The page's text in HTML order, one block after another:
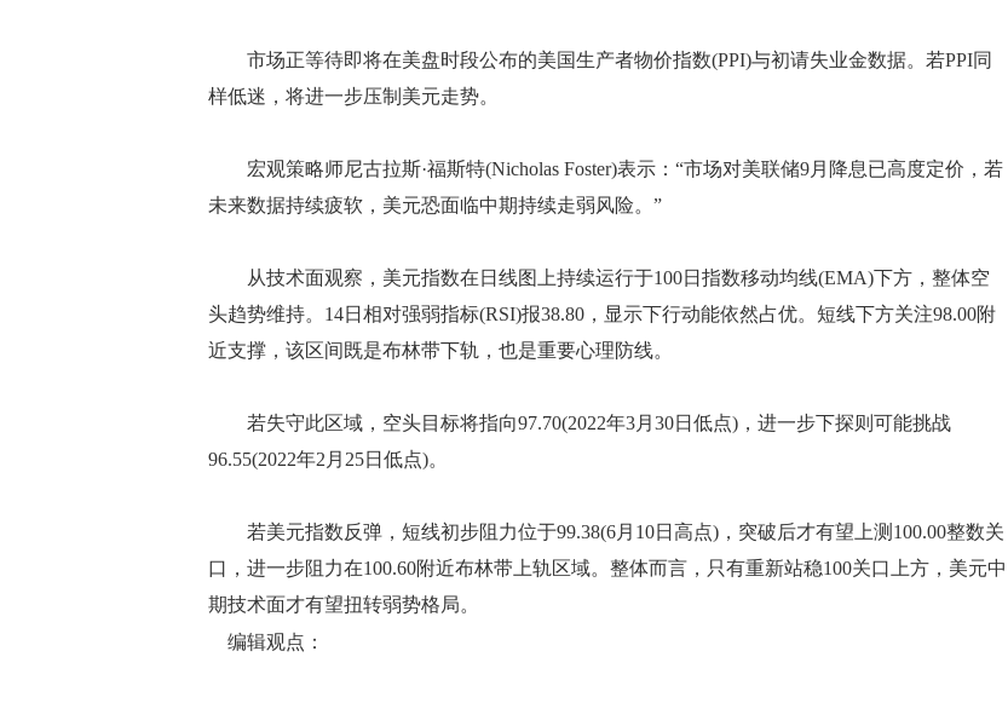
市场正等待即将在美盘时段公布的美国生产者物价指数(PPI)与初请失业金数据。若PPI同
样低迷，将进一步压制美元走势。
宏观策略师尼古拉斯·福斯特(Nicholas Foster)表示：“市场对美联储9月降息已高度定价，若
未来数据持续疲软，美元恐面临中期持续走弱风险。”
从技术面观察，美元指数在日线图上持续运行于100日指数移动均线(EMA)下方，整体空
头趋势维持。14日相对强弱指标(RSI)报38.80，显示下行动能依然占优。短线下方关注98.00附
近支撑，该区间既是布林带下轨，也是重要心理防线。
若失守此区域，空头目标将指向97.70(2022年3月30日低点)，进一步下探则可能挑战
96.55(2022年2月25日低点)。
若美元指数反弹，短线初步阻力位于99.38(6月10日高点)，突破后才有望上测100.00整数关
口，进一步阻力在100.60附近布林带上轨区域。整体而言，只有重新站稳100关口上方，美元中
期技术面才有望扭转弱势格局。
编辑观点：